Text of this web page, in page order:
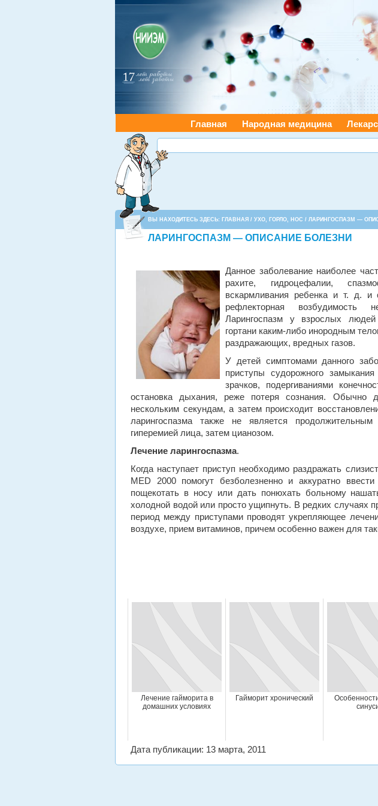
Главная Народная медицина
ВЫ НАХОДИТЕСЬ ЗДЕСЬ: ГЛАВНАЯ / УХО, ГОРЛО, НОС / ЛАРИНГОСПАЗМ —
ЛАРИНГОСПАЗМ — ОПИСАНИЕ БОЛЕЗНИ
Данное заболевание наиболее
рахите, гидроцефалии,
вскармливания ребенкаи т. д. и
рефлекторная возбудимость
Ларингоспазм у взрослых
гортани каким-либо инородным
раздражающих, вредных газов.
У детей симптомами данного
приступы судорожного
зрачков, подергиваниями
остановка дыхания, реже потеря сознания. Обычно
нескольким секундам, а затем происходит
ларингоспазма также не является
гиперемией лица, затем цианозом.
Лечение ларингоспазма.
Когда наступает приступ необходимо раздражать
MED 2000 помогут безболезненно и аккуратно
пощекотать в носу или дать понюхать больному
холодной водой или просто ущипнуть. В редких случаях
период между приступами проводят укрепляющее
воздухе, прием витаминов, причем особенно важен для
Лечение гайморита в
домашних условиях
Гайморит хронический
Дата публикации: 13 марта, 2011